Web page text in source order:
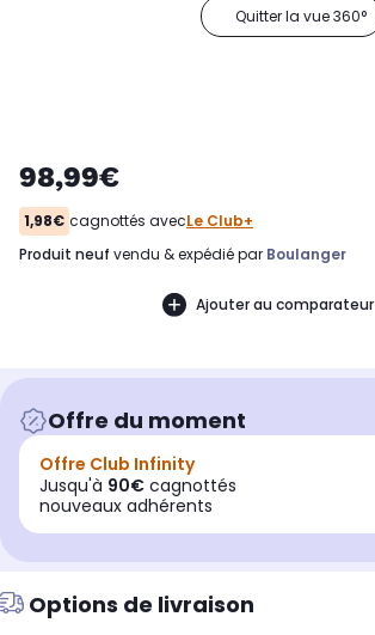
Quitter la vue 360°
98,99€
1,98€ cagnottés avecLe Club+
produit neuf vendu & expédié par Boulanger
Ajouter au comparateur
Offre du moment
Offre Club Infinity
Jusqu'à 90€ cagnottés
nouveaux adhérents
Options de livraison